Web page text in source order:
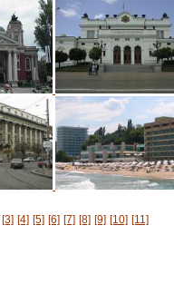
[3] [4] [5] [6] [7] [8] [9] [10] [11]